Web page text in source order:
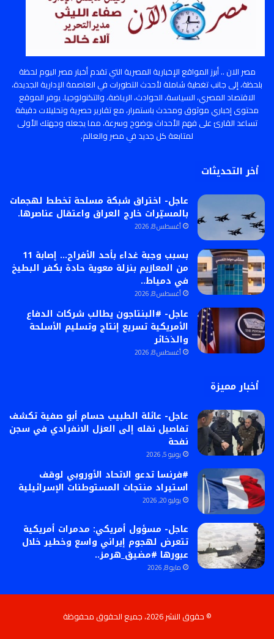
مصر الان .. أبرز المواقع الإخبارية المصرية التي تقدم أخبار مصر اليوم لحظة
بلحظة، إلى جانب تغطية شاملة لأحدث التطورات في العاصمة الإدارية الجديدة،
الاقتصاد المصري، السياسة، الحوادث، الرياضة، والتكنولوجيا. يوفر الموقع
محتوى إخباري موثوق ومحدث باستمرار، مع تقارير حصرية وتحليلات دقيقة
تساعد القارئ على فهم الأحداث بوضوح وسرعة، مما يجعله وجهتك الأولى
لمتابعة كل جديد في مصر والعالم.
أخر التحديثات
عاجل- اختراق شبكة مسلحة تخطط لهجمات
بالمسيّرات خارج العراق واعتقال عناصرها.
أغسطس 8, 2026
بسبب وجبة غداء بأحد الأفراح… إصابة 11
من المعازيم بنزلة معوية حادة بكفر البطيخ
في دمياط..
أغسطس 8, 2026
عاجل- #البنتاجون يطالب شركات الدفاع
الأمريكية تسريع إنتاج وتسليم الأسلحة
والذخائر
أغسطس 8, 2026
أخبار مميزة
عاجل- عائلة الطبيب حسام أبو صفية تكشف
تفاصيل نقله إلى العزل الانفرادي في سجن
نفحة
يونيو 5, 2026
#فرنسا تدعو الاتحاد الأوروبي لوقف
استيراد منتجات المستوطنات الإسرائيلية
يوليو 20, 2026
عاجل- مسؤول أمريكي: مدمرات أمريكية
تتعرض لهجوم إيراني واسع وخطير خلال
عبورها #مضيق_هرمز..
مايو 8, 2026
© حقوق النشر 2026، جميع الحقوق محفوظة